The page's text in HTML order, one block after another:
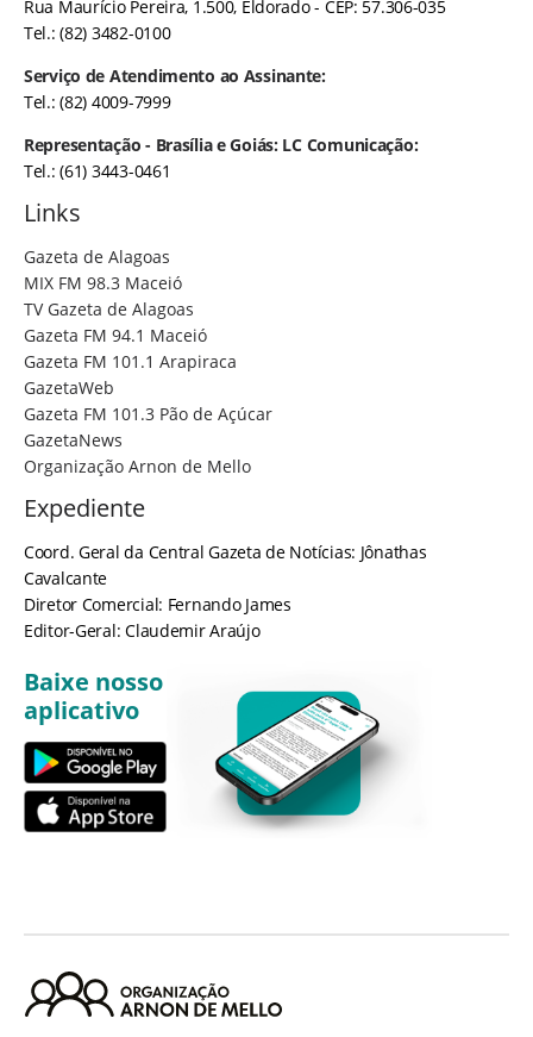
Rua Maurício Pereira, 1.500, Eldorado - CEP: 57.306-035
Tel.: (82) 3482-0100
Serviço de Atendimento ao Assinante:
Tel.: (82) 4009-7999
Representação - Brasília e Goiás: LC Comunicação:
Tel.: (61) 3443-0461
Links
Gazeta de Alagoas
MIX FM 98.3 Maceió
TV Gazeta de Alagoas
Gazeta FM 94.1 Maceió
Gazeta FM 101.1 Arapiraca
GazetaWeb
Gazeta FM 101.3 Pão de Açúcar
GazetaNews
Organização Arnon de Mello
Expediente
Coord. Geral da Central Gazeta de Notícias: Jônathas
Cavalcante
Diretor Comercial: Fernando James
Editor-Geral: Claudemir Araújo
Baixe nosso
aplicativo